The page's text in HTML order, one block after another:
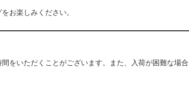
お楽しみください。
をいただくことがございます。また、入荷が困難な場